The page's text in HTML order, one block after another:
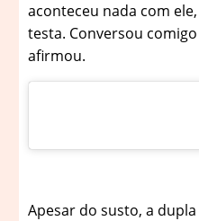
aconteceu nada com
testa. Conversou
afirmou.
Apesar do susto, a